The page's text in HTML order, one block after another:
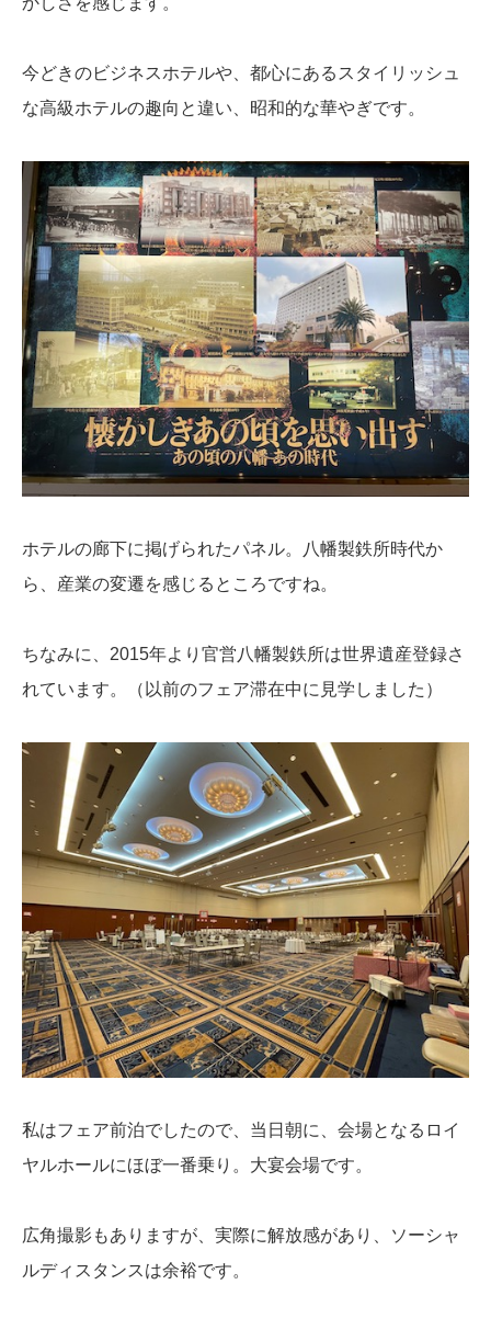
今どきのビジネスホテルや、都心にあるスタイリッシュ
な高級ホテルの趣向と違い、昭和的な華やぎです。
ホテルの廊下に掲げられたパネル。八幡製鉄所時代か
ら、産業の変遷を感じるところですね。
ちなみに、2015年より官営八幡製鉄所は世界遺産登録さ
れています。（以前のフェア滞在中に見学しました）
私はフェア前泊でしたので、当日朝に、会場となるロイ
ヤルホールにほぼ一番乗り。大宴会場です。
広角撮影もありますが、実際に解放感があり、ソーシャ
ルディスタンスは余裕です。